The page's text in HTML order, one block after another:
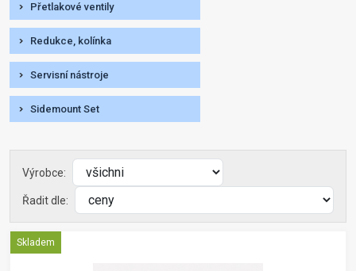
Přetlakové ventily
Redukce, kolínka
Servisní nástroje
Sidemount Set
Výrobce:
Řadit dle:
Skladem